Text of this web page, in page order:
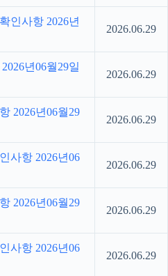
인사항 2026년
2026.06.29
년06월29일
2026.06.29
2026년06월29
2026.06.29
사항 2026년06
2026.06.29
2026년06월29
2026.06.29
사항 2026년06
2026.06.29